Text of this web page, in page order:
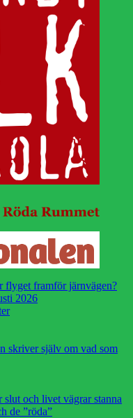
flyget framför järnvägen?
2026
skriver själv om vad som
och livet vägrar stanna
de ”röda”